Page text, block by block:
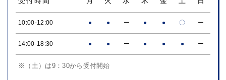
10:00-12:00 ● ● ー ● ● 〇 ー
14:00-18:30 ● ● ー ● ● ● ー
※（土）は9：30から受付開始